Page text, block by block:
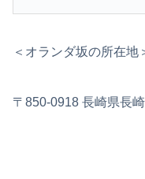
＜オランダ坂の所在地
〒850-0918 長崎県長